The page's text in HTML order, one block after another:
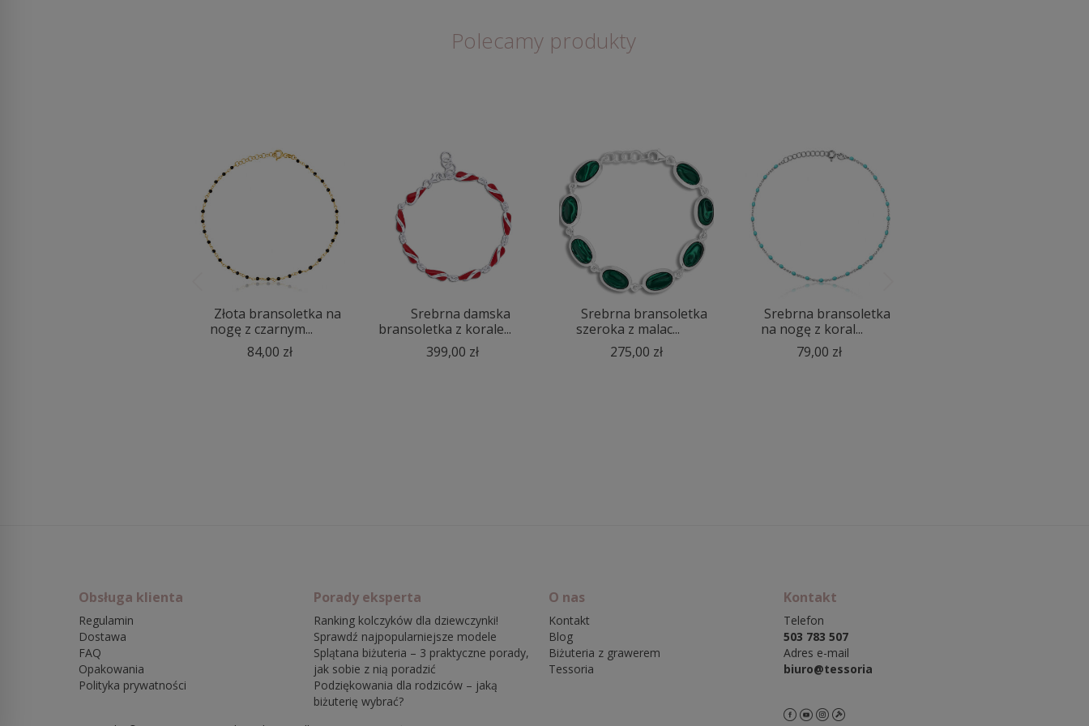
Polecamy produkty
Złota bransoletka na
nogę z czarnym...
84,00 zł
Srebrna damska
bransoletka z korale...
399,00 zł
Srebrna bransoletka
szeroka z malac...
275,00 zł
Srebrna bransoletka
na nogę z koral...
79,00 zł
Obsługa klienta
Regulamin
Dostawa
FAQ
Opakowania
Polityka prywatności
Porady eksperta
Ranking kolczyków dla dziewczynki!
Sprawdź najpopularniejsze modele
Splątana biżuteria – 3 praktyczne porady,
jak sobie z nią poradzić
Podziękowania dla rodziców – jaką
biżuterię wybrać?
O nas
Kontakt
Blog
Biżuteria z grawerem
Tessoria
Kontakt
Telefon
503 783 507
Adres e-mail
biuro@tessoria